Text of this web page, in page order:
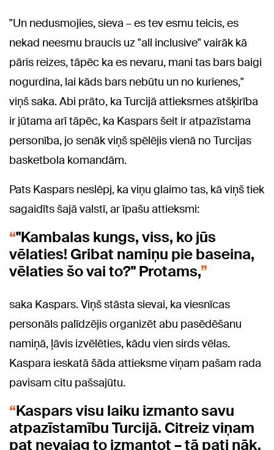
"Un nedusmojies, sieva – es tev esmu teicis, es
nekad neesmu braucis uz "all inclusive" vairāk kā
pāris reizes, tāpēc ka es nevaru, mani tas bars baigi
nogurdina, lai kāds bars nebūtu un no kurienes,"
viņš saka. Abi prāto, ka Turcijā attieksmes atšķirība
ir jūtama arī tāpēc, ka Kaspars šeit ir atpazīstama
personība, jo senāk viņš spēlējis vienā no Turcijas
basketbola komandām.
Pats Kaspars neslēpj, ka viņu glaimo tas, kā viņš tiek
sagaidīts šajā valstī, ar īpašu attieksmi:
"Kambalas kungs, viss, ko jūs
vēlaties! Gribat namiņu pie baseina,
vēlaties šo vai to?" Protams,
saka Kaspars. Viņš stāsta sievai, ka viesnīcas
personāls palīdzējis organizēt abu pasēdēšanu
namiņā, ļāvis izvēlēties, kādu vien sirds vēlas.
Kaspara ieskatā šāda attieksme viņam pašam rada
pavisam citu pašsajūtu.
Kaspars visu laiku izmanto savu
atpazīstamību Turcijā. Citreiz viņam
pat nevajag to izmantot – tā pati nāk.